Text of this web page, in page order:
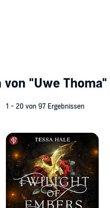
von "Uwe Thoma"
1 - 20 von 97 Ergebnissen